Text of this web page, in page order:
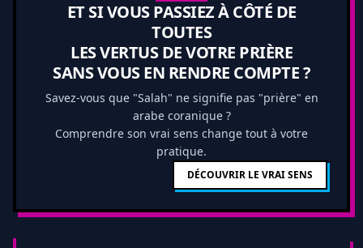
ET SI VOUS PASSIEZ À CÔTÉ DE
TOUTES
LES VERTUS DE VOTRE PRIÈRE
SANS VOUS EN RENDRE COMPTE ?
Savez-vous que "Salah" ne signifie pas "prière" en
arabe coranique ?
Comprendre son vrai sens change tout à votre
pratique.
DÉCOUVRIR LE VRAI SENS